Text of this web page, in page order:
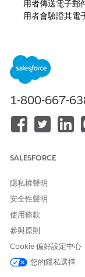
用者傳送電子郵
用者會驗證其電
(TLS)、寄件者
以網域為基礎的
會保護電子郵件
授權的電子郵件
若要代表使用者
網域的擁有權。
權的電子郵件網
使用者在驗證其
之前,無法從
未驗證電子郵件
1-800-667-
SALESFORCE
隱私權聲明
安全性聲明
使用條款
參與原則
Cookie 偏好設定中心
您的隱私選擇